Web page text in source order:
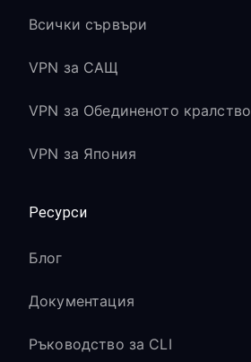
Всички сървъри
VPN за САЩ
VPN за Обединеното кралство
VPN за Япония
Ресурси
Блог
Документация
Ръководство за CLI